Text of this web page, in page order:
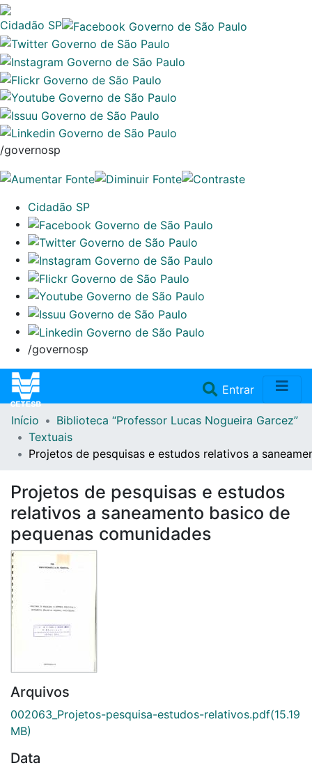
Cidadão SP
/governosp
Cidadão SP
/governosp
Entrar(current)
Home
Repositório
Doações/Aquisições
Início
Biblioteca “Professor Lucas Nogueira Garcez”
Textuais
Projetos de pesquisas e estudos relativos a
Projetos de pesquisas e estudos
relativos a saneamento basico de
pequenas comunidades
Arquivos
002063_Projetos-pesquisa-estudos-relativos.pdf(15.19
MB)
Data